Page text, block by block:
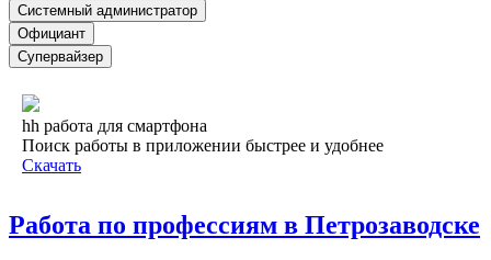
Системный администратор
Официант
Супервайзер
hh работа для смартфона
Поиск работы в приложении быстрее и удобнее
Скачать
Работа по профессиям в Петрозаводске